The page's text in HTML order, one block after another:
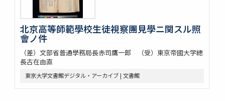
北京高等師範學校生徒視察團見學ニ関スル照
會ノ件
（差）文部省普通學務局長赤司鷹一郎 （受）東京帝國大学總
長古在由直
東京大学文書館デジタル・アーカイブ | 文書館